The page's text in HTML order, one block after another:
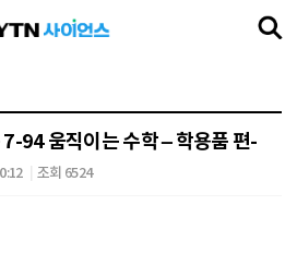
94 움직이는 수학 – 학용품 편-
조회 6524